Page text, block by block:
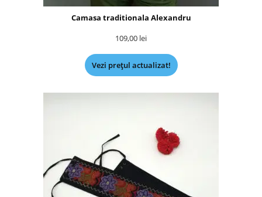
Camasa traditionala Alexandru
109,00 lei
Vezi prețul actualizat!